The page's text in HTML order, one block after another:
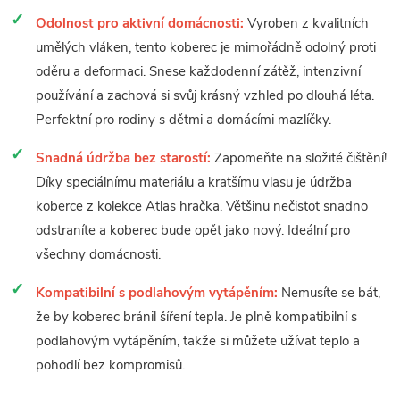
Odolnost pro aktivní domácnosti: Vyroben z kvalitních
umělých vláken, tento koberec je mimořádně odolný proti
oděru a deformaci. Snese každodenní zátěž, intenzivní
používání a zachová si svůj krásný vzhled po dlouhá léta.
Perfektní pro rodiny s dětmi a domácími mazlíčky.
Snadná údržba bez starostí: Zapomeňte na složité čištění!
Díky speciálnímu materiálu a kratšímu vlasu je údržba
koberce z kolekce Atlas hračka. Většinu nečistot snadno
odstraníte a koberec bude opět jako nový. Ideální pro
všechny domácnosti.
Kompatibilní s podlahovým vytápěním: Nemusíte se bát,
že by koberec bránil šíření tepla. Je plně kompatibilní s
podlahovým vytápěním, takže si můžete užívat teplo a
pohodlí bez kompromisů.